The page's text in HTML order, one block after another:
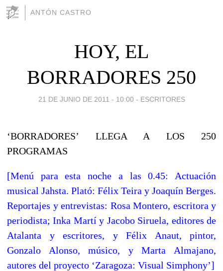
ANTÓN CASTRO
HOY, EL
BORRADORES 250
21 DE JUNIO DE 2011 - 10:00 - ESCRITORES
‘BORRADORES’ LLEGA A LOS 250
PROGRAMAS
[Menú para esta noche a las 0.45: Actuación
musical Jahsta. Plató: Félix Teira y Joaquín Berges.
Reportajes y entrevistas: Rosa Montero, escritora y
periodista; Inka Martí y Jacobo Siruela, editores de
Atalanta y escritores, y Félix Anaut, pintor,
Gonzalo Alonso, músico, y Marta Almajano,
autores del proyecto ‘Zaragoza: Visual Simphony’]